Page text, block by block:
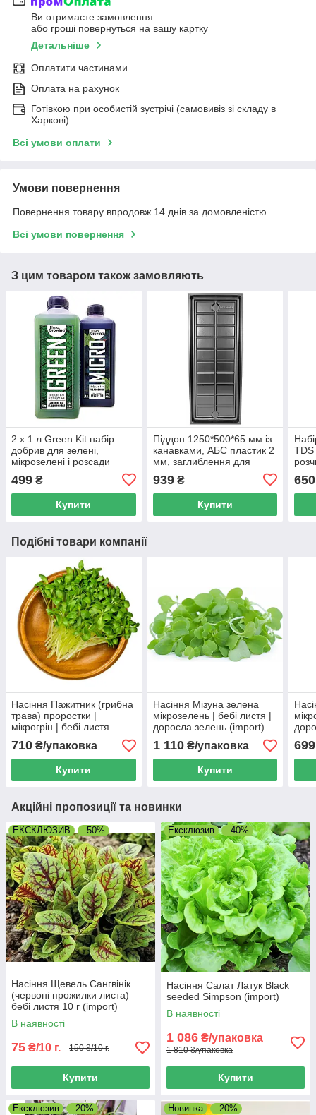
Ви отримаєте замовлення
або гроші повернуться на вашу картку
Детальніше
Оплатити частинами
Оплата на рахунок
Готівкою при особистій зустрічі (самовивіз зі складу в
Харкові)
Всі умови оплати
Умови повернення
Повернення товару впродовж 14 днів за домовленістю
Всі умови повернення
З цим товаром також замовляють
2 х 1 л Green Kit набір
добрив для зелені,
мікрозелені і розсади
499 ₴
Купити
Піддон 1250*500*65 мм із
канавками, АБС пластик 2
мм, заглиблення для
подавання. Колір чорний.
939₴
Купити
TDS
650
Подібні товари компанії
Насіння Пажитник (грибна
трава) проростки |
мікрогрін | бебі листя
(import)
710 ₴/упаковка
Купити
Насіння Мізуна зелена
мікрозелень | бебі листя |
доросла зелень (import)
1 110₴/упаковка
Купити
699
Акційні пропозиції та новинки
ЕКСКЛЮЗИВ –50%
Насіння Щевель Сангвінік
(червоні прожилки листа)
бебі листя 10 г (import)
В наявності
75 ₴/10 г. 150 ₴/10 г.
Купити
Ексклюзив –40%
Насіння Салат Латук Black
seeded Simpson (import)
В наявності
1 086 ₴/упаковка
1 810 ₴/упаковка
Купити
Ексклюзив –20% Новинка –20%